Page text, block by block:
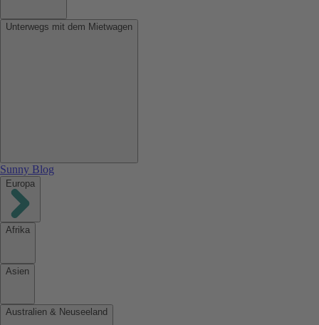
Unterwegs mit dem Mietwagen
Sunny Blog
Europa
Afrika
Asien
Australien & Neuseeland